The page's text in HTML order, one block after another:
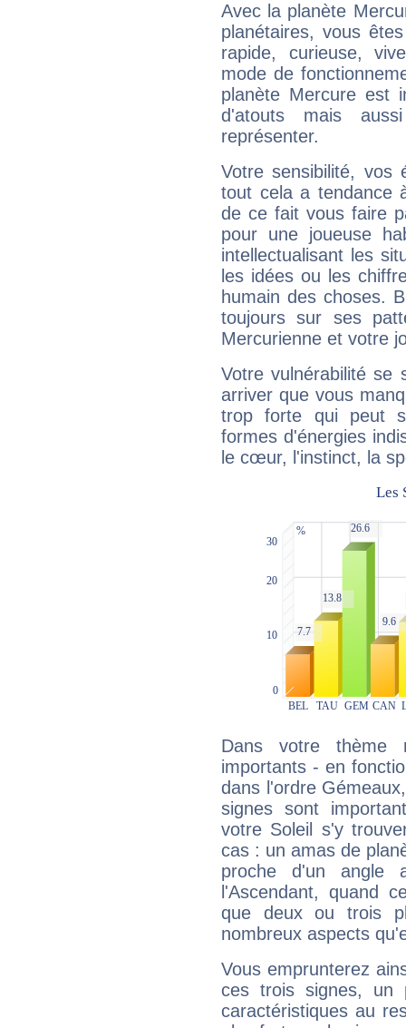
Avec la planète
planétaires, vous
rapide, curieuse,
mode de
planète Mercure est
d'atouts mais
représenter.
Votre sensibilité,
tout cela a tendance
de ce fait vous faire
pour une joueuse
intellectualisant les
les idées ou les
humain des choses.
toujours sur ses
Mercurienne et votre
Votre vulnérabilité se
arriver que vous
trop forte qui peut
formes d'énergies
le cœur, l'instinct, la
Dans votre thème
importants - en
dans l'ordre
signes sont
votre Soleil s'y
cas : un amas de
proche d'un
l'Ascendant, quand
que deux ou trois
nombreux aspects
Vous emprunterez
ces trois signes, un
caractéristiques au